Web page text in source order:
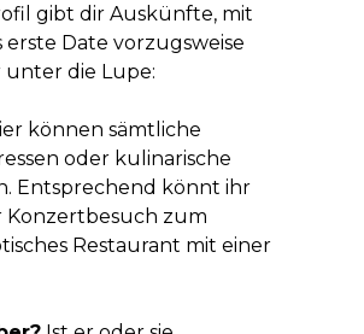
gibt dir Auskünfte, mit
Date vorzugsweise
die Lupe:
können sämtliche
oder kulinarische
Entsprechend könnt ihr
Konzertbesuch zum
Restaurant mit einer